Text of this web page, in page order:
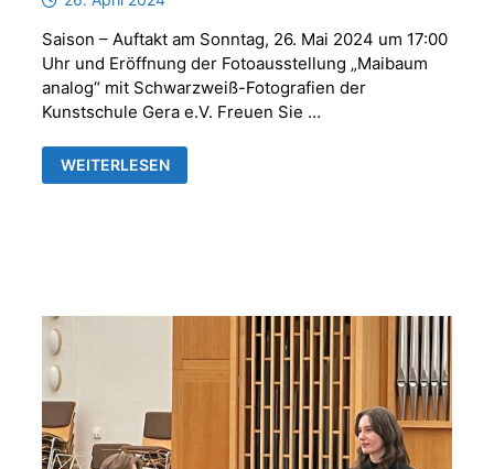
Saison – Auftakt am Sonntag, 26. Mai 2024 um 17:00
Uhr und Eröffnung der Fotoausstellung „Maibaum
analog“ mit Schwarzweiß-Fotografien der
Kunstschule Gera e.V. Freuen Sie …
SOMMERKONZERTE
2024
WEITERLESEN